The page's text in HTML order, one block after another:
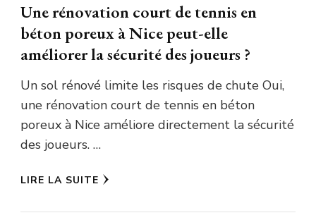
Une rénovation court de tennis en
béton poreux à Nice peut-elle
améliorer la sécurité des joueurs ?
Un sol rénové limite les risques de chute Oui,
une rénovation court de tennis en béton
poreux à Nice améliore directement la sécurité
des joueurs. …
LIRE LA SUITE